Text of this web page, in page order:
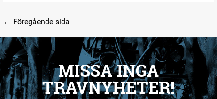
← Föregående sida
MISSA INGA
TRAVNYHETER!